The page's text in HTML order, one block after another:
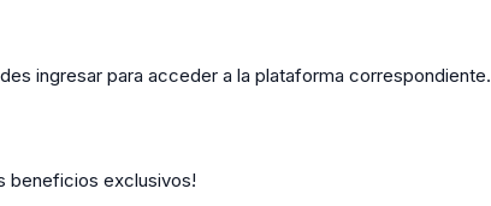
ingresar para acceder a la plataforma correspondiente.
beneficios exclusivos!